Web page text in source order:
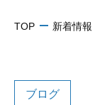
TOP 新着情報
ブログ